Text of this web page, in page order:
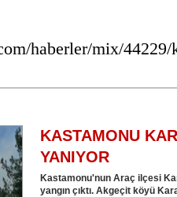
haberler/mix/44229/
KASTAMONU
YANIYOR
Kastamonu'nun Araç ilçesi
yangın çıktı. Akgeçit köyü